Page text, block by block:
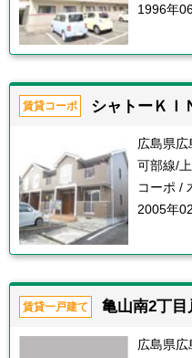
1996年
賃貸コーポ シャトーＫ
広島県広
可部線/
コーポ /
2005年
賃貸一戸建て 亀山南2丁目
広島県広